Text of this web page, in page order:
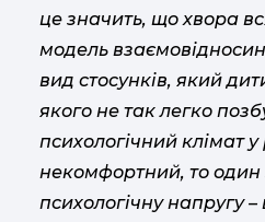
це значить, що хвора
модель
вид стосунків, який
якого не так легко
психологічний клімат у
некомфортний, то один
психологічну напругу